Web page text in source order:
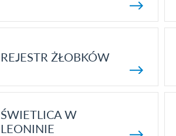
REJESTR ŻŁOBKÓW
ŚWIETLICA W
LEONINIE